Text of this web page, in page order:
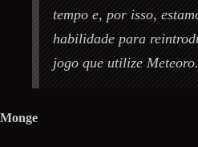
tempo e, por isso,
habilidade para
jogo que utilize Meteoro.
Monge